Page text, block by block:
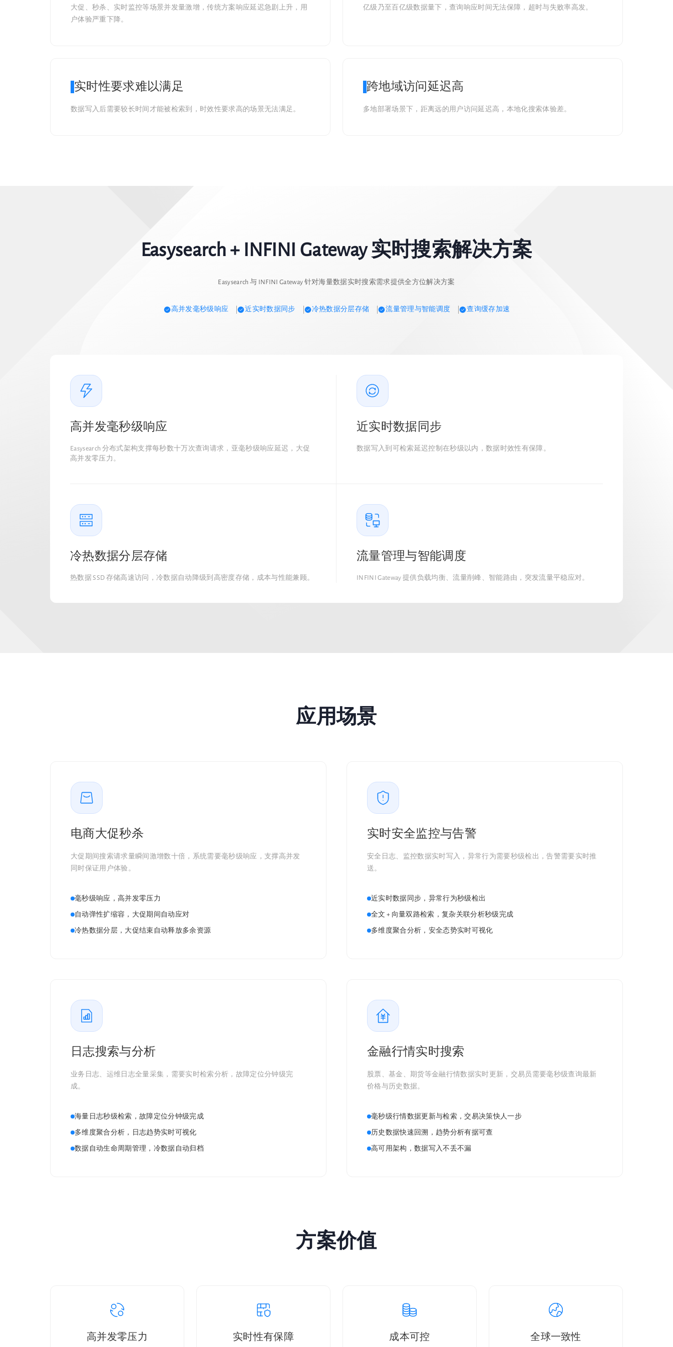
大促、秒杀、实时监控等场景并发量激增，传统方案响应延迟急剧上升，用
户体验严重下降。
亿级乃至百亿级数据量下，查询响应时间无法保障，超时与失败率高发。
实时性要求难以满足
数据写入后需要较长时间才能被检索到，时效性要求高的场景无法满足。
跨地域访问延迟高
多地部署场景下，距离远的用户访问延迟高，本地化搜索体验差。
Easysearch + INFINI Gateway 实时搜索解决方案
Easysearch 与 INFINI Gateway 针对海量数据实时搜索需求提供全方位解决方案
高并发毫秒级响应 近实时数据同步 冷热数据分层存储 流量管理与智能调度 查询缓存加速
高并发毫秒级响应
Easysearch 分布式架构支撑每秒数十万次查询请求，亚毫秒级响应延迟，大促
高并发零压力。
近实时数据同步
数据写入到可检索延迟控制在秒级以内，数据时效性有保障。
冷热数据分层存储
热数据 SSD 存储高速访问，冷数据自动降级到高密度存储，成本与性能兼顾。
流量管理与智能调度
INFINI Gateway 提供负载均衡、流量削峰、智能路由，突发流量平稳应对。
应用场景
电商大促秒杀
大促期间搜索请求量瞬间激增数十倍，系统需要毫秒级响应，支撑高并发
同时保证用户体验。
毫秒级响应，高并发零压力
自动弹性扩缩容，大促期间自动应对
冷热数据分层，大促结束自动释放多余资源
实时安全监控与告警
安全日志、监控数据实时写入，异常行为需要秒级检出，告警需要实时推
送。
近实时数据同步，异常行为秒级检出
全文 + 向量双路检索，复杂关联分析秒级完成
多维度聚合分析，安全态势实时可视化
日志搜索与分析
业务日志、运维日志全量采集，需要实时检索分析，故障定位分钟级完
成。
海量日志秒级检索，故障定位分钟级完成
多维度聚合分析，日志趋势实时可视化
数据自动生命周期管理，冷数据自动归档
金融行情实时搜索
股票、基金、期货等金融行情数据实时更新，交易员需要毫秒级查询最新
价格与历史数据。
毫秒级行情数据更新与检索，交易决策快人一步
历史数据快速回溯，趋势分析有据可查
高可用架构，数据写入不丢不漏
方案价值
高并发零压力 实时性有保障 成本可控 全球一致性